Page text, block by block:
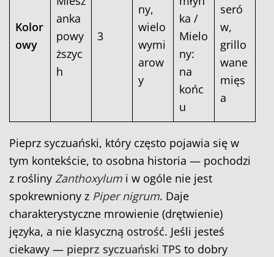
Kolor
owy
anka
powy
ższyc
h
3
ny,
wielo
wymi
arow
y
ka /
Mielo
ny:
na
końc
u
seró
w,
grillo
wane
mięs
a
Pieprz syczuański, który często pojawia się w
tym kontekście, to osobna historia — pochodzi
z rośliny Zanthoxylum i w ogóle nie jest
spokrewniony z Piper nigrum. Daje
charakterystyczne mrowienie (drętwienie)
języka, a nie klasyczną ostrość. Jeśli jesteś
ciekawy — pieprz syczuański TPS to dobry